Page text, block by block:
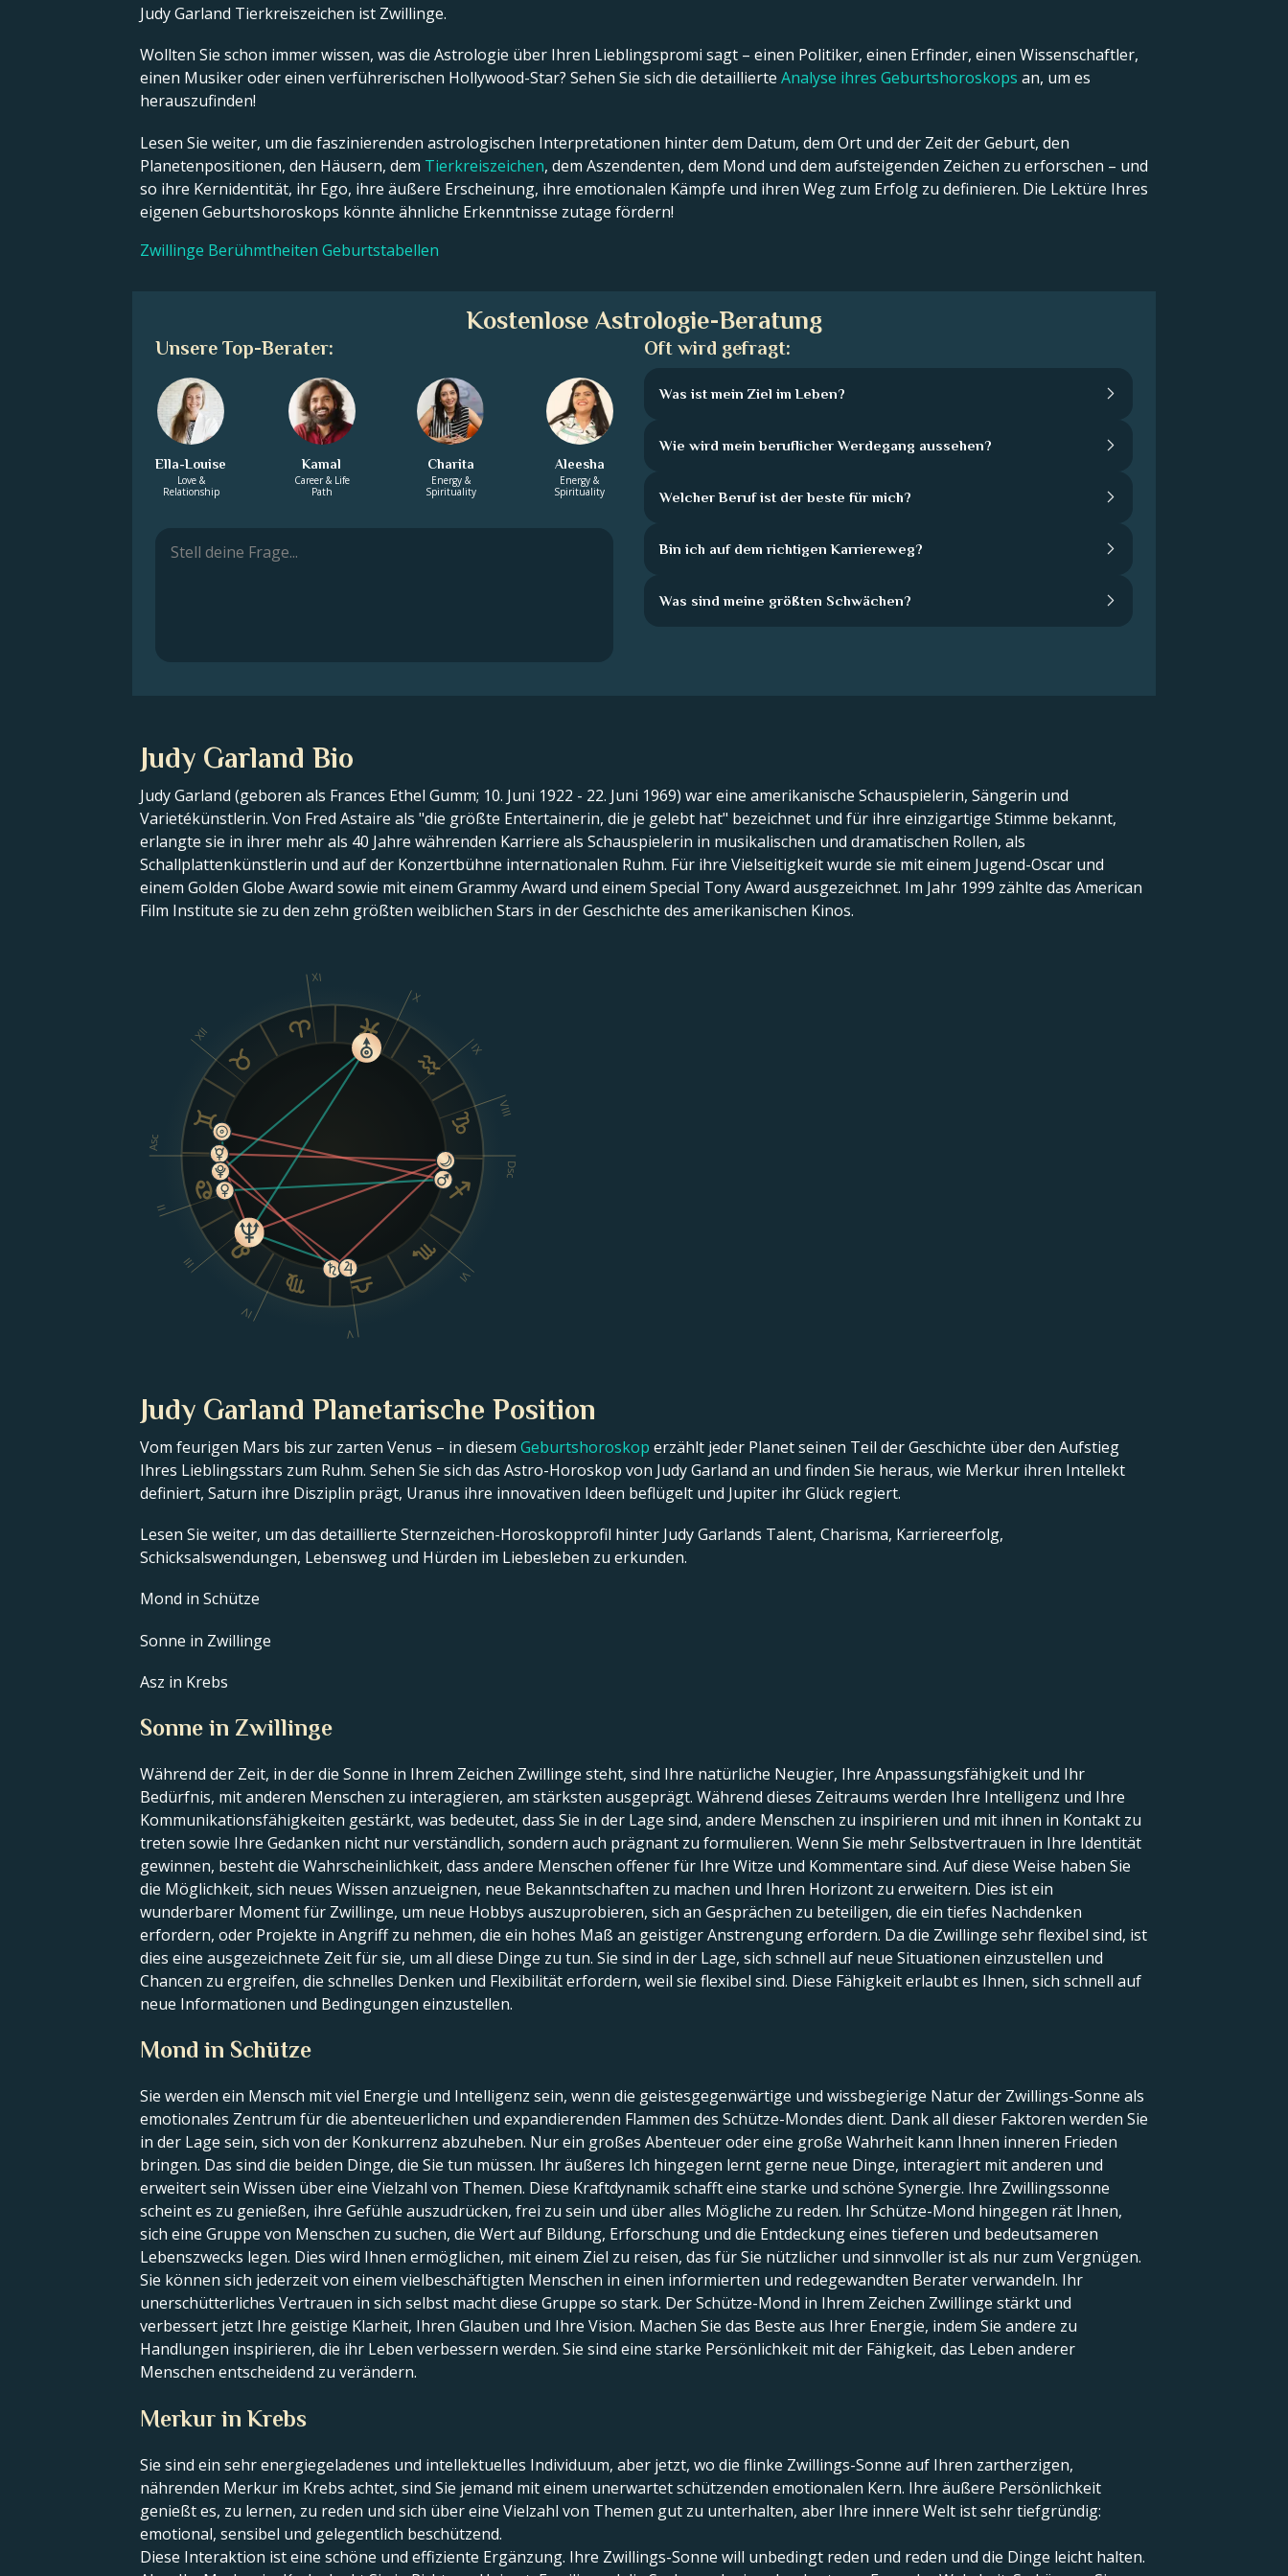
Judy Garland Tierkreiszeichen ist Zwillinge.
Wollten Sie schon immer wissen, was die Astrologie über Ihren Lieblingspromi sagt – einen Politiker, einen Erfinder, einen Wissenschaftler,
einen Musiker oder einen verführerischen Hollywood-Star? Sehen Sie sich die detaillierte Analyse ihres Geburtshoroskops an, um es
herauszufinden!
Lesen Sie weiter, um die faszinierenden astrologischen Interpretationen hinter dem Datum, dem Ort und der Zeit der Geburt, den
Planetenpositionen, den Häusern, dem Tierkreiszeichen, dem Aszendenten, dem Mond und dem aufsteigenden Zeichen zu erforschen – und
so ihre Kernidentität, ihr Ego, ihre äußere Erscheinung, ihre emotionalen Kämpfe und ihren Weg zum Erfolg zu definieren. Die Lektüre Ihres
eigenen Geburtshoroskops könnte ähnliche Erkenntnisse zutage fördern!
Zwillinge Berühmtheiten Geburtstabellen
Kostenlose Astrologie-Beratung
Unsere Top-Berater:
Ella-Louise
Love &
Relationship
Kamal
Career & Life
Path
Charita
Energy &
Spirituality
Aleesha
Energy &
Spirituality
Oft wird gefragt:
Was ist mein Ziel im Leben?
Wie wird mein beruflicher Werdegang aussehen?
Welcher Beruf ist der beste für mich?
Bin ich auf dem richtigen Karriereweg?
Was sind meine größten Schwächen?
Judy Garland Bio
Judy Garland (geboren als Frances Ethel Gumm; 10. Juni 1922 - 22. Juni 1969) war eine amerikanische Schauspielerin, Sängerin und
Varietékünstlerin. Von Fred Astaire als "die größte Entertainerin, die je gelebt hat" bezeichnet und für ihre einzigartige Stimme bekannt,
erlangte sie in ihrer mehr als 40 Jahre währenden Karriere als Schauspielerin in musikalischen und dramatischen Rollen, als
Schallplattenkünstlerin und auf der Konzertbühne internationalen Ruhm. Für ihre Vielseitigkeit wurde sie mit einem Jugend-Oscar und
einem Golden Globe Award sowie mit einem Grammy Award und einem Special Tony Award ausgezeichnet. Im Jahr 1999 zählte das American
Film Institute sie zu den zehn größten weiblichen Stars in der Geschichte des amerikanischen Kinos.
Asc
II
III
IV
V
VI
Dsc
VIII
IX
X
XI
XII
Judy Garland Planetarische Position
Vom feurigen Mars bis zur zarten Venus – in diesem Geburtshoroskop erzählt jeder Planet seinen Teil der Geschichte über den Aufstieg
Ihres Lieblingsstars zum Ruhm. Sehen Sie sich das Astro-Horoskop von Judy Garland an und finden Sie heraus, wie Merkur ihren Intellekt
definiert, Saturn ihre Disziplin prägt, Uranus ihre innovativen Ideen beflügelt und Jupiter ihr Glück regiert.
Lesen Sie weiter, um das detaillierte Sternzeichen-Horoskopprofil hinter Judy Garlands Talent, Charisma, Karriereerfolg,
Schicksalswendungen, Lebensweg und Hürden im Liebesleben zu erkunden.
Mond in Schütze
Sonne in Zwillinge
Asz in Krebs
Sonne in Zwillinge
Während der Zeit, in der die Sonne in Ihrem Zeichen Zwillinge steht, sind Ihre natürliche Neugier, Ihre Anpassungsfähigkeit und Ihr
Bedürfnis, mit anderen Menschen zu interagieren, am stärksten ausgeprägt. Während dieses Zeitraums werden Ihre Intelligenz und Ihre
Kommunikationsfähigkeiten gestärkt, was bedeutet, dass Sie in der Lage sind, andere Menschen zu inspirieren und mit ihnen in Kontakt zu
treten sowie Ihre Gedanken nicht nur verständlich, sondern auch prägnant zu formulieren. Wenn Sie mehr Selbstvertrauen in Ihre Identität
gewinnen, besteht die Wahrscheinlichkeit, dass andere Menschen offener für Ihre Witze und Kommentare sind. Auf diese Weise haben Sie
die Möglichkeit, sich neues Wissen anzueignen, neue Bekanntschaften zu machen und Ihren Horizont zu erweitern. Dies ist ein
wunderbarer Moment für Zwillinge, um neue Hobbys auszuprobieren, sich an Gesprächen zu beteiligen, die ein tiefes Nachdenken
erfordern, oder Projekte in Angriff zu nehmen, die ein hohes Maß an geistiger Anstrengung erfordern. Da die Zwillinge sehr flexibel sind, ist
dies eine ausgezeichnete Zeit für sie, um all diese Dinge zu tun. Sie sind in der Lage, sich schnell auf neue Situationen einzustellen und
Chancen zu ergreifen, die schnelles Denken und Flexibilität erfordern, weil sie flexibel sind. Diese Fähigkeit erlaubt es Ihnen, sich schnell auf
neue Informationen und Bedingungen einzustellen.
Mond in Schütze
Sie werden ein Mensch mit viel Energie und Intelligenz sein, wenn die geistesgegenwärtige und wissbegierige Natur der Zwillings-Sonne als
emotionales Zentrum für die abenteuerlichen und expandierenden Flammen des Schütze-Mondes dient. Dank all dieser Faktoren werden Sie
in der Lage sein, sich von der Konkurrenz abzuheben. Nur ein großes Abenteuer oder eine große Wahrheit kann Ihnen inneren Frieden
bringen. Das sind die beiden Dinge, die Sie tun müssen. Ihr äußeres Ich hingegen lernt gerne neue Dinge, interagiert mit anderen und
erweitert sein Wissen über eine Vielzahl von Themen. Diese Kraftdynamik schafft eine starke und schöne Synergie. Ihre Zwillingssonne
scheint es zu genießen, ihre Gefühle auszudrücken, frei zu sein und über alles Mögliche zu reden. Ihr Schütze-Mond hingegen rät Ihnen,
sich eine Gruppe von Menschen zu suchen, die Wert auf Bildung, Erforschung und die Entdeckung eines tieferen und bedeutsameren
Lebenszwecks legen. Dies wird Ihnen ermöglichen, mit einem Ziel zu reisen, das für Sie nützlicher und sinnvoller ist als nur zum Vergnügen.
Sie können sich jederzeit von einem vielbeschäftigten Menschen in einen informierten und redegewandten Berater verwandeln. Ihr
unerschütterliches Vertrauen in sich selbst macht diese Gruppe so stark. Der Schütze-Mond in Ihrem Zeichen Zwillinge stärkt und
verbessert jetzt Ihre geistige Klarheit, Ihren Glauben und Ihre Vision. Machen Sie das Beste aus Ihrer Energie, indem Sie andere zu
Handlungen inspirieren, die ihr Leben verbessern werden. Sie sind eine starke Persönlichkeit mit der Fähigkeit, das Leben anderer
Menschen entscheidend zu verändern.
Merkur in Krebs
Sie sind ein sehr energiegeladenes und intellektuelles Individuum, aber jetzt, wo die flinke Zwillings-Sonne auf Ihren zartherzigen,
nährenden Merkur im Krebs achtet, sind Sie jemand mit einem unerwartet schützenden emotionalen Kern. Ihre äußere Persönlichkeit
genießt es, zu lernen, zu reden und sich über eine Vielzahl von Themen gut zu unterhalten, aber Ihre innere Welt ist sehr tiefgründig:
emotional, sensibel und gelegentlich beschützend.
Diese Interaktion ist eine schöne und effiziente Ergänzung. Ihre Zwillings-Sonne will unbedingt reden und reden und die Dinge leicht halten.